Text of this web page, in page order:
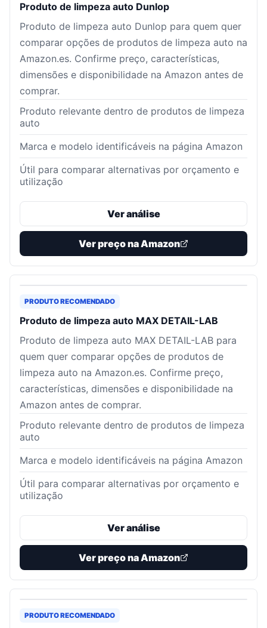
Produto de limpeza auto Dunlop
Produto de limpeza auto Dunlop para quem quer
comparar opções de produtos de limpeza auto na
Amazon.es. Confirme preço, características,
dimensões e disponibilidade na Amazon antes de
comprar.
Produto relevante dentro de produtos de limpeza
auto
Marca e modelo identificáveis na página Amazon
Útil para comparar alternativas por orçamento e
utilização
Ver análise
Ver preço na Amazon
PRODUTO RECOMENDADO
Produto de limpeza auto MAX DETAIL-LAB
Produto de limpeza auto MAX DETAIL-LAB para
quem quer comparar opções de produtos de
limpeza auto na Amazon.es. Confirme preço,
características, dimensões e disponibilidade na
Amazon antes de comprar.
Produto relevante dentro de produtos de limpeza
auto
Marca e modelo identificáveis na página Amazon
Útil para comparar alternativas por orçamento e
utilização
Ver análise
Ver preço na Amazon
PRODUTO RECOMENDADO